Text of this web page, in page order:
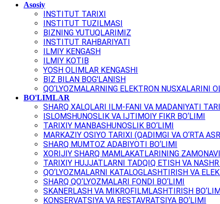
Asosiy
INSTITUT TARIXI
INSTITUT TUZILMASI
BIZNING YUTUQLARIMIZ
INSTITUT RAHBARIYATI
ILMIY KENGASH
ILMIY KOTIB
YOSH OLIMLAR KENGASHI
BIZ BILAN BOG'LANISH
QO‘LYOZMALARNING ELEKTRON NUSXALARINI
BO'LIMLAR
SHARQ XALQLARI ILM-FANI VA MADANIYATI
ISLOMSHUNOSLIK VA IJTIMOIY FIKR BO‘LIMI
TARIXIY MANBASHUNOSLIK BO‘LIMI
MARKAZIY OSIYO TARIXI (QADIMGI VA O‘RTA
SHARQ MUMTOZ ADABIYOTI BO‘LIMI
XORIJIY SHARQ MAMLAKATLARINING
TARIXIY HUJJATLARNI TADQIQ ETISH VA
QO‘LYOZMALARNI KATALOGLASHTIRISH VA
SHARQ QO‘LYOZMALARI FONDI BO‘LIMI
SKANERLASH VA MIKROFILMLASHTIRISH
KONSERVATSIYA VA RESTAVRATSIYA BO‘LIMI